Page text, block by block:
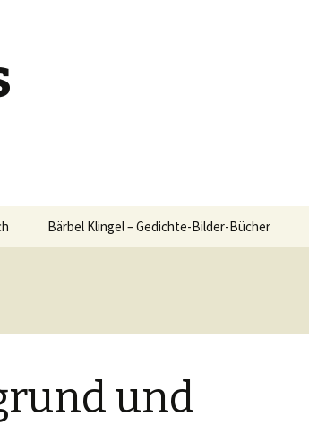
Bärbel Klingel – Gedichte-Bilder-Bücher
und